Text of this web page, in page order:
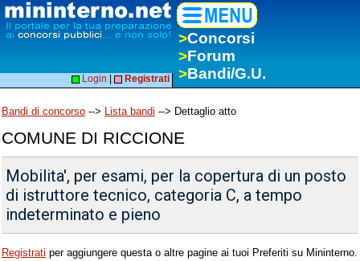
>Concorsi
>Forum
>Bandi/G.U.
Login Registrati
Bandi di concorso --> Lista bandi --> Dettaglio atto
COMUNE DI RICCIONE
Mobilita', per esami, per la copertura di un posto
di istruttore tecnico, categoria C, a tempo
indeterminato e pieno
Registrati per aggiungere questa o altre pagine ai tuoi Preferiti su Mininterno.